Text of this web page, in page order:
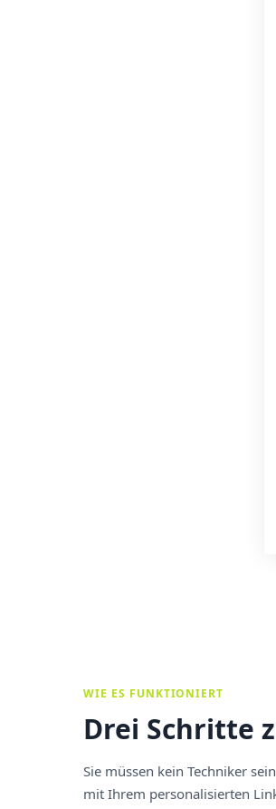
WIE ES FUNKTIONIERT
Drei Schritte
Sie müssen kein Techniker
mit Ihrem personalisierten